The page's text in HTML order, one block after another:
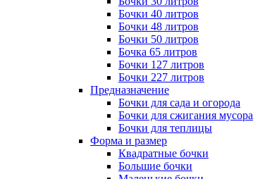
Бочки 40 литров
Бочки 48 литров
Бочки 50 литров
Бочка 65 литров
Бочки 127 литров
Бочки 227 литров
Предназначение
Бочки для сада и огорода
Бочки для сжигания мусора
Бочки для теплицы
Форма и размер
Квадратные бочки
Большие бочки